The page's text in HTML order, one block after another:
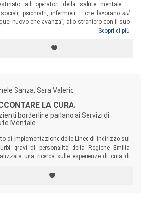
ad operatori della salute mentale –
psichiatri, infermieri – che lavorano sul
nuovo che avanza”, allo straniero con il suo
rifugiato, richiedente asilo, migrante. Il testo
di dotare l’operatore di un
Scopri di più
Sanza, Sara Valerio
LA CURA.
borderline parlano ai Servizi di
Mentale
di implementazione delle Linee di indirizzo sul
gravi di personalità della Regione Emilia
una ricerca sulle esperienze di cura di
narrazioni dei pazienti e i risultati completi
narrazioni.